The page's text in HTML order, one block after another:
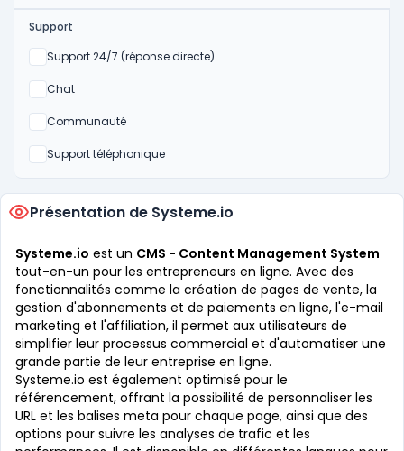
Support
Support 24/7 (réponse directe)
Non
Chat
Non
Communauté
Non
Support téléphonique
Non
Présentation de Systeme.io
Systeme.io est un CMS - Content Management System
tout-en-un pour les entrepreneurs en ligne. Avec des
fonctionnalités comme la création de pages de vente, la
gestion d'abonnements et de paiements en ligne, l'e-mail
marketing et l'affiliation, il permet aux utilisateurs de
simplifier leur processus commercial et d'automatiser une
grande partie de leur entreprise en ligne.
Systeme.io est également optimisé pour le
référencement, offrant la possibilité de personnaliser les
URL et les balises meta pour chaque page, ainsi que des
options pour suivre les analyses de trafic et les